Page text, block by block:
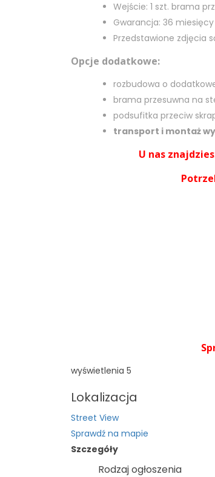
Wejście: 1 szt. brama
Gwarancja: 36 miesięcy
Przedstawione zdjęcia
Opcje dodatkowe:
rozbudowa o
brama przesuwna na
podsufitka przeciw
transport i montaż
U nas
wyświetlenia 5
Lokalizacja
Street View
Sprawdź na mapie
Szczegóły
Rodzaj ogłoszenia